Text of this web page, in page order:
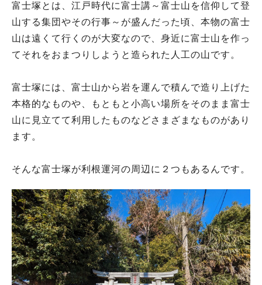
富士塚とは、江戸時代に富士講～富士山を信仰して登
山する集団やその行事～が盛んだった頃、本物の富士
山は遠くて行くのが大変なので、身近に富士山を作っ
てそれをおまつりしようと造られた人工の山です。
富士塚には、富士山から岩を運んで積んで造り上げた
本格的なものや、もともと小高い場所をそのまま富士
山に見立てて利用したものなどさまざまなものがあり
ます。
そんな富士塚が利根運河の周辺に２つもあるんです。